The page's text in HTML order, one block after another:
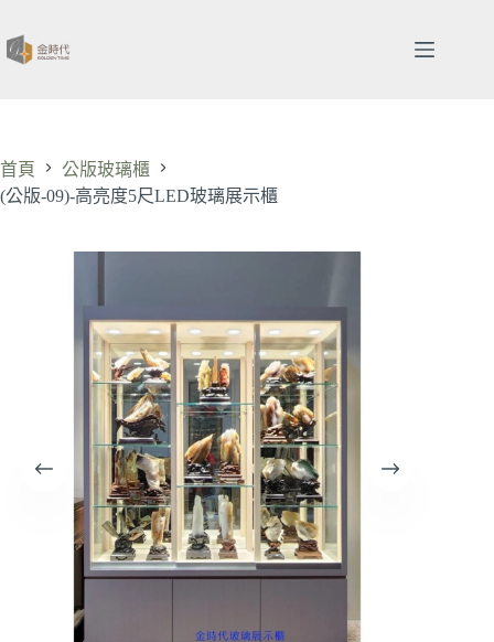
至
主
首頁
公版玻璃櫃
(公版-09)-高亮度5尺LED玻璃展示櫃